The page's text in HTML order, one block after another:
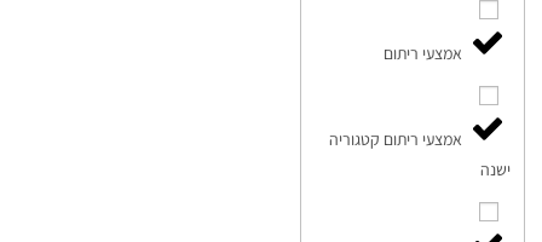
אמצעי ריתום
אמצעי ריתום קטגוריה
ישנה